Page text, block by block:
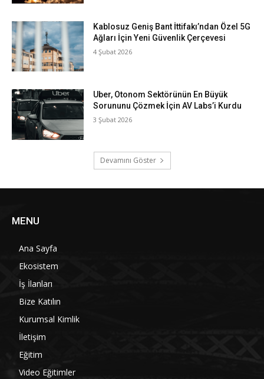
Kablosuz Geniş Bant İttifakı’ndan Özel 5G
Ağları İçin Yeni Güvenlik Çerçevesi
4 Şubat 2026
Uber, Otonom Sektörünün En Büyük
Sorununu Çözmek İçin AV Labs’i Kurdu
3 Şubat 2026
Devamını Göster
MENU
Ana Sayfa
Ekosistem
İş İlanları
Bize Katılın
Kurumsal Kimlik
İletişim
Eğitim
Video Eğitimler